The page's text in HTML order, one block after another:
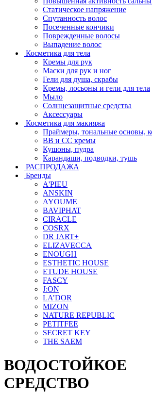
Статическое напряжение
Спутанность волос
Посеченные кончики
Поврежденные волосы
Выпадение волос
Косметика для тела
Кремы для рук
Маски для рук и ног
Гели для душа, скрабы
Кремы, лосьоны и гели для тела
Мыло
Солнцезащитные средства
Аксессуары
Косметика для макияжа
Праймеры, тональные основы,
BB и CC кремы
Кушоны, пудра
Карандаши, подводки, тушь
РАСПРОДАЖА
Бренды
A'PIEU
ANSKIN
AYOUME
BAVIPHAT
CIRACLE
COSRX
DR JART+
ELIZAVECCA
ENOUGH
ESTHETIC HOUSE
ETUDE HOUSE
FASCY
J:ON
LA’DOR
MIZON
NATURE REPUBLIC
PETITFEE
SEСRET KEY
THE SAEM
ВОДОСТОЙКОЕ
СРЕДСТВО